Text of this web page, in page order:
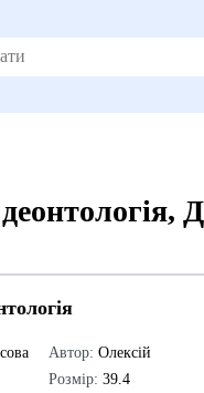
Автор: Олексій
Розмір: 39.4